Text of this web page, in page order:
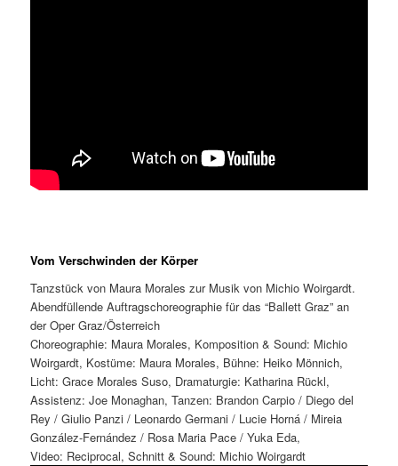
Vom Verschwinden der Körper
Tanzstück von Maura Morales zur Musik von Michio Woirgardt.
Abendfüllende Auftragschoreographie für das “Ballett Graz” an
der Oper Graz/Österreich
Choreographie: Maura Morales, Komposition & Sound: Michio
Woirgardt, Kostüme: Maura Morales, Bühne: Heiko Mönnich,
Licht: Grace Morales Suso, Dramaturgie: Katharina Rückl,
Assistenz: Joe Monaghan, Tanzen: Brandon Carpio / Diego del
Rey / Giulio Panzi / Leonardo Germani / Lucie Horná / Mireia
González-Fernández / Rosa Maria Pace / Yuka Eda,
Video: Reciprocal, Schnitt & Sound: Michio Woirgardt